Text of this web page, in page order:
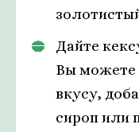
Дайте
Вы можете
вкусу,
сироп или